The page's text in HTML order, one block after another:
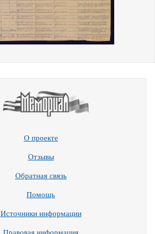
О проекте
Отзывы
Обратная связь
Помощь
Источники информации